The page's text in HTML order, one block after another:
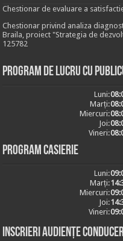
Chestionar de evaluare a
Chestionar privind analiza
Braila, proiect "Strategia de
125782
Program de lucru cu
Luni:
Marți:
Miercuri:
Joi:
Vineri:
Program casierie
Luni:
Marți:
Miercuri:
Joi:
Vineri:
Inscrieri audiențe